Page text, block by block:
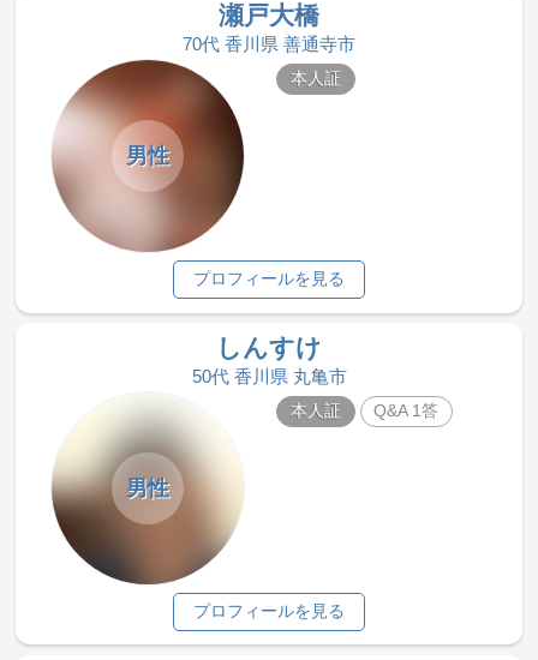
瀬戸大橋
70代 香川県 善通寺市
男性
本人証
プロフィールを見る
しんすけ
50代 香川県 丸亀市
男性
本人証 Q&A 1答
プロフィールを見る